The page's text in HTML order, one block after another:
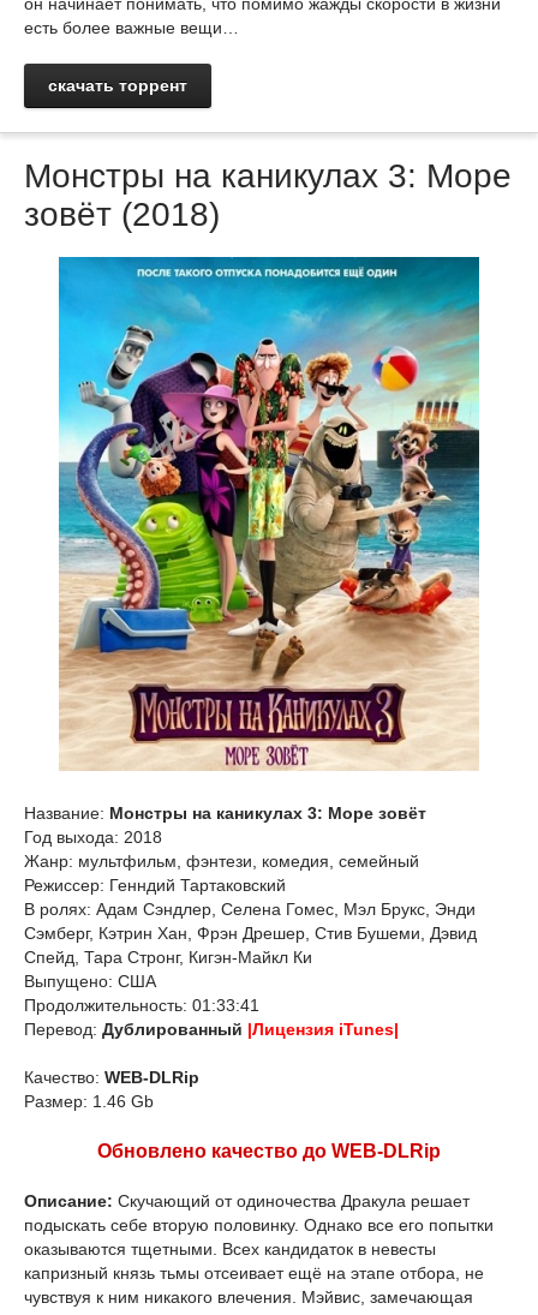
есть более важные вещи…
скачать торрент
Монстры на каникулах 3: Море
зовёт (2018)
Название: Монстры на каникулах 3: Море зовёт
Год выхода: 2018
Жанр: мультфильм, фэнтези, комедия, семейный
Режиссер: Генндий Тартаковский
В ролях: Адам Сэндлер, Селена Гомес, Мэл Брукс, Энди
Сэмберг, Кэтрин Хан, Фрэн Дрешер, Стив Бушеми, Дэвид
Спейд, Тара Стронг, Кигэн-Майкл Ки
Выпущено: США
Продолжительность: 01:33:41
Перевод: Дублированный |Лицензия iTunes|
Качество: WEB-DLRip
Размер: 1.46 Gb
Обновлено качество до WEB-DLRip
Описание: Скучающий от одиночества Дракула решает
подыскать себе вторую половинку. Однако все его попытки
оказываются тщетными. Всех кандидаток в невесты
капризный князь тьмы отсеивает ещё на этапе отбора, не
чувствуя к ним никакого влечения. Мэйвис, замечающая